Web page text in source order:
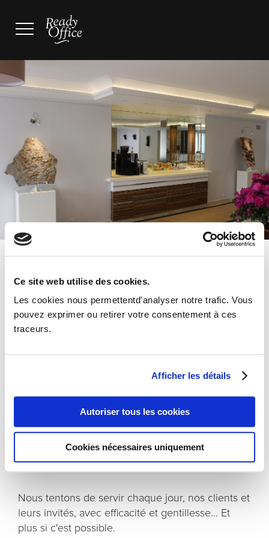
Ce site web utilise des cookies.
Les cookies nous permettentd'analyser notre trafic. Vous
pouvez exprimer ou retirer votre consentement à ces
traceurs.
Afficher les détails
Autoriser tous les cookies
Cookies nécessaires uniquement
Un lieu de travail et un peu plus...
Ready Office est un centre d'affaires à taille
Nous entendons vous offrir un cadre de travail
consacrer à votre cœur de métier en toute
Vos tracas quotidiens sont notre problème. Vos
visiteurs sont nos hôtes.
Nous tentons de servir chaque jour, nos clients et
leurs invités, avec efficacité et gentillesse... Et
plus si c'est possible.